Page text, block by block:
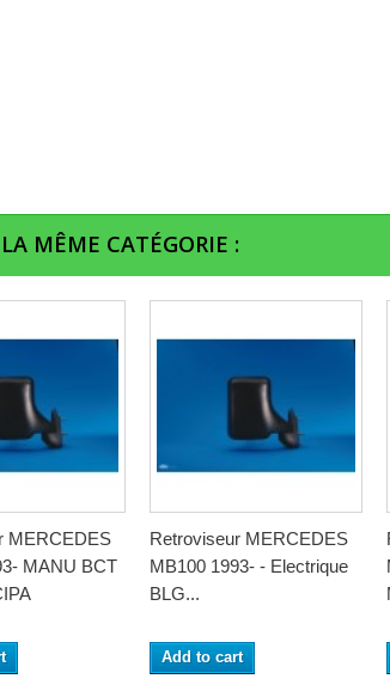
MÊME CATÉGORIE :
MERCEDES
MANU BCT
Retroviseur MERCEDES
MB100 1993- - Electrique
BLG...
Add to cart